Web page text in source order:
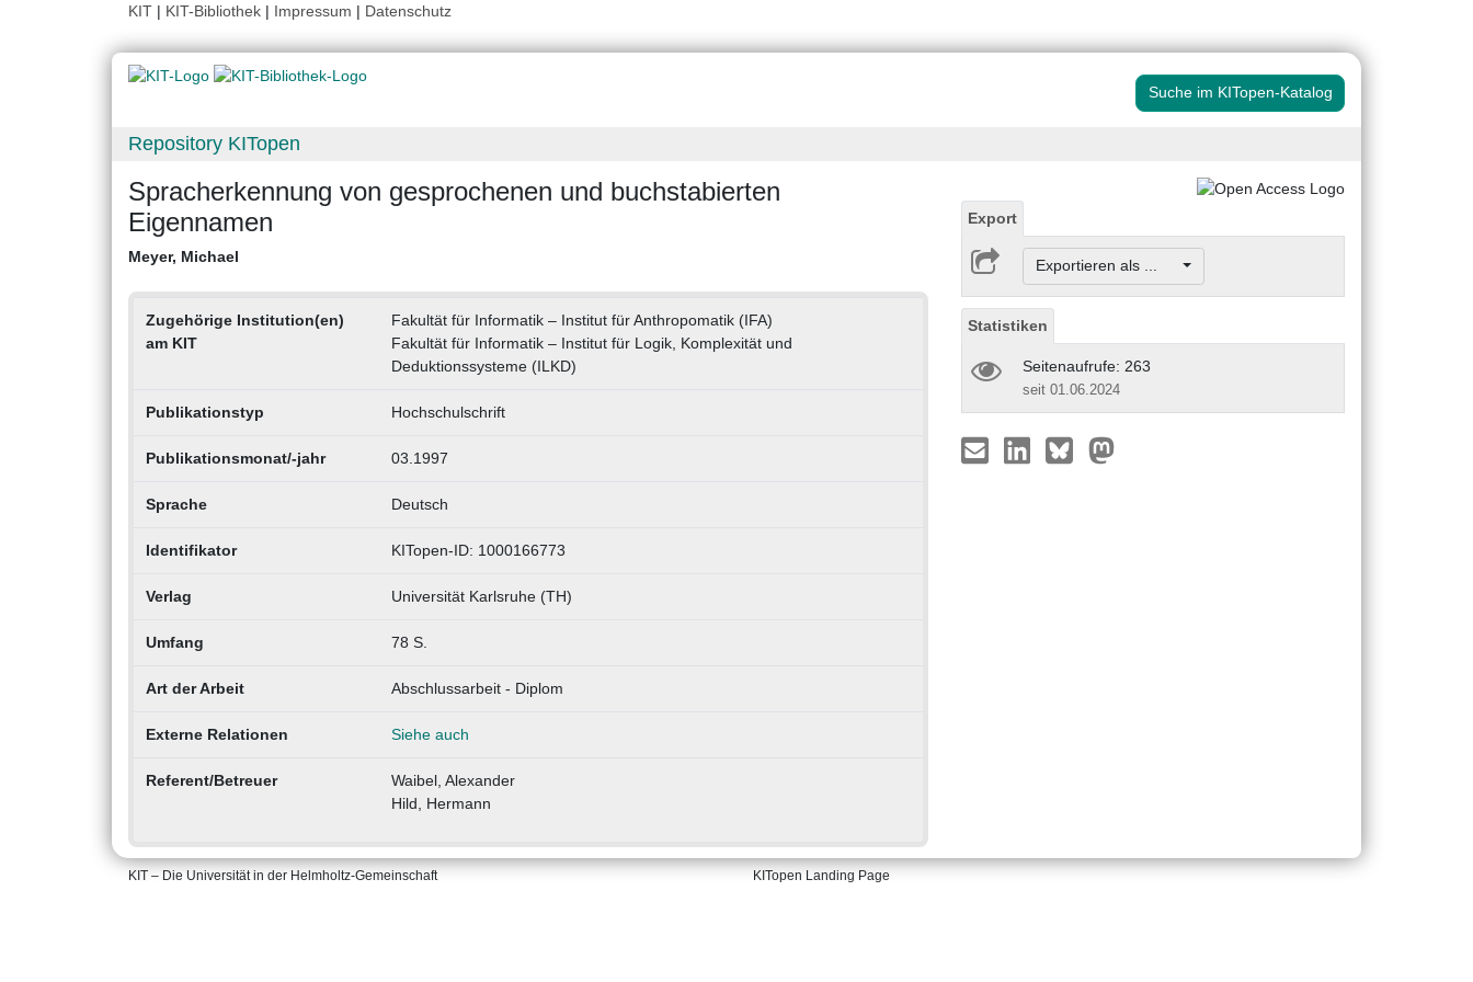
KIT | KIT-Bibliothek | Impressum | Datenschutz
Suche im KITopen-Katalog
Repository KITopen
Spracherkennung von gesprochenen und buchstabierten
Eigennamen
Meyer, Michael
Zugehörige Institution(en)
am KIT
Fakultät für Informatik – Institut für Anthropomatik (IFA)
Fakultät für Informatik – Institut für Logik, Komplexität und
Deduktionssysteme (ILKD)
Publikationstyp Hochschulschrift
Publikationsmonat/-jahr 03.1997
Sprache Deutsch
Identifikator KITopen-ID: 1000166773
Verlag Universität Karlsruhe (TH)
Umfang 78 S.
Art der Arbeit Abschlussarbeit - Diplom
Externe Relationen Siehe auch
Referent/Betreuer
Waibel, Alexander
Hild, Hermann
Export
Exportieren als ...
Statistiken
Seitenaufrufe: 263
seit 01.06.2024
KIT – Die Universität in der Helmholtz-Gemeinschaft KITopen Landing Page